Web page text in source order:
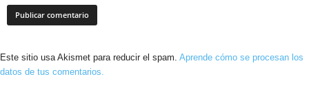
Este sitio usa Akismet para reducir el spam. Aprende cómo se procesan los
datos de tus comentarios.